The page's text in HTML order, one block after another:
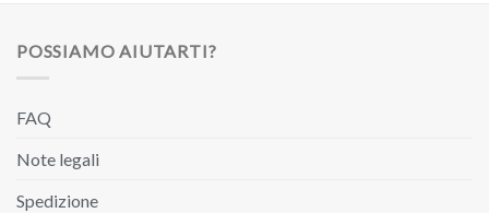
POSSIAMO AIUTARTI?
FAQ
Note legali
Spedizione